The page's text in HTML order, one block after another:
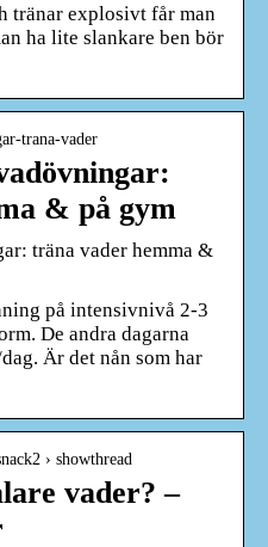
tränar explosivt får man
ha lite slankare ben bör
trana-vader
& på gym
träna vader hemma &
på intensivnivå 2-3
De andra dagarna
Är det nån som har
› showthread
vader? –